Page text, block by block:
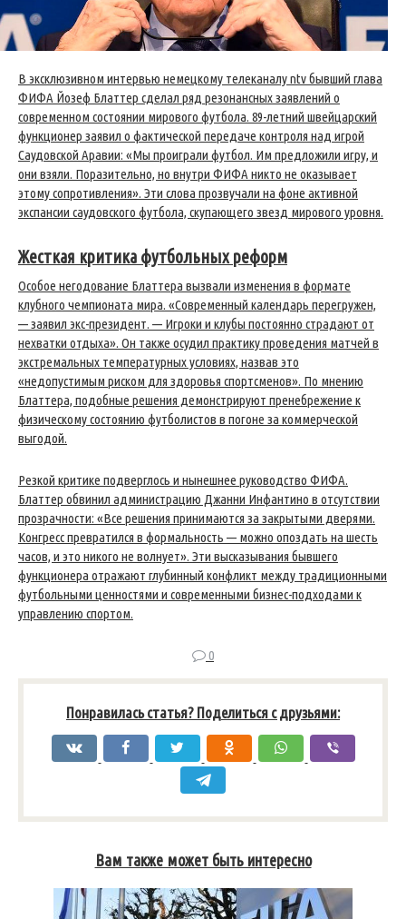
В эксклюзивном интервью немецкому телеканалу ntv бывший глава
ФИФА Йозеф Блаттер сделал ряд резонансных заявлений о
современном состоянии мирового футбола. 89-летний швейцарский
функционер заявил о фактической передаче контроля над игрой
Саудовской Аравии: «Мы проиграли футбол. Им предложили игру, и
они взяли. Поразительно, но внутри ФИФА никто не оказывает
этому сопротивления». Эти слова прозвучали на фоне активной
экспансии саудовского футбола, скупающего звезд мирового уровня.
Жесткая критика футбольных реформ
Особое негодование Блаттера вызвали изменения в формате
клубного чемпионата мира. «Современный календарь перегружен,
— заявил экс-президент. — Игроки и клубы постоянно страдают от
нехватки отдыха». Он также осудил практику проведения матчей в
экстремальных температурных условиях, назвав это
«недопустимым риском для здоровья спортсменов». По мнению
Блаттера, подобные решения демонстрируют пренебрежение к
физическому состоянию футболистов в погоне за коммерческой
выгодой.
Резкой критике подверглось и нынешнее руководство ФИФА.
Блаттер обвинил администрацию Джанни Инфантино в отсутствии
прозрачности: «Все решения принимаются за закрытыми дверями.
Конгресс превратился в формальность — можно опоздать на шесть
часов, и это никого не волнует». Эти высказывания бывшего
функционера отражают глубинный конфликт между традиционными
футбольными ценностями и современными бизнес-подходами к
управлению спортом.
0
Понравилась статья? Поделиться с друзьями:
Вам также может быть интересно